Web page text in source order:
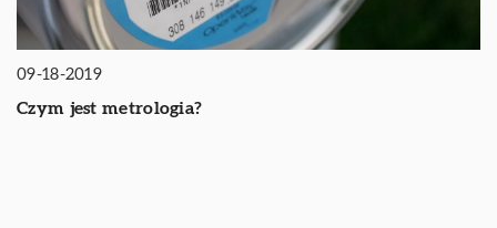
09-18-2019
Czym jest metrologia?